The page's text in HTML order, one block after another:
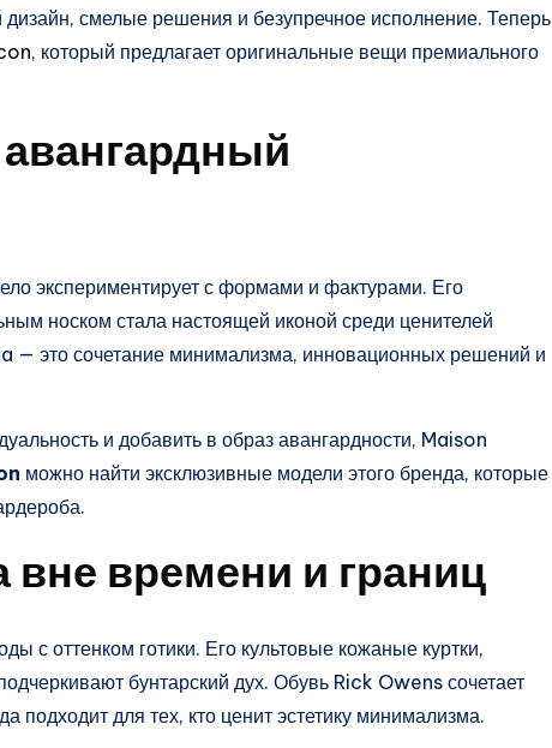
смелые решения и безупречное исполнение. Теперь
, который предлагает оригинальные вещи премиального
экспериментирует с формами и фактурами. Его
носком стала настоящей иконой среди ценителей
это сочетание минимализма, инновационных решений и
и добавить в образ авангардности, Maison
можно найти эксклюзивные модели этого бренда, которые
времени и границ
с оттенком готики. Его культовые кожаные куртки,
бунтарский дух. Обувь Rick Owens сочетает
для тех, кто ценит эстетику минимализма.